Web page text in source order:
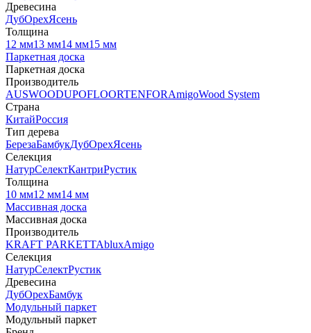
Древесина
ДубОрехЯсень
Толщина
12 мм13 мм14 мм15 мм
Паркетная доска
Паркетная доска
Производитель
AUSWOODUPOFLOORTENFORAmigoWood System
Страна
КитайРоссия
Тип дерева
БерезаБамбукДубОрехЯсень
Селекция
НатурСелектКантриРустик
Толщина
10 мм12 мм14 мм
Массивная доска
Массивная доска
Производитель
KRAFT PARKETTAbluxAmigo
Селекция
НатурСелектРустик
Древесина
ДубОрехБамбук
Модульный паркет
Модульный паркет